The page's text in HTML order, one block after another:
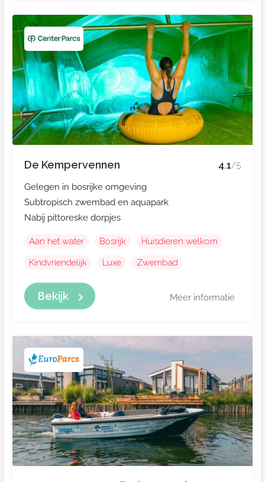
De Kempervennen 4.1/5
Gelegen in bosrijke omgeving
Subtropisch zwembad en aquapark
Nabij pittoreske dorpjes
Aan het water Bosrijk
Huisdieren welkom
Kindvriendelijk
Luxe Zwembad
Bekijk Meer informatie